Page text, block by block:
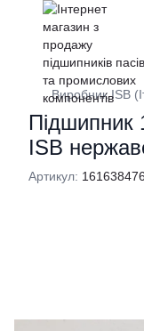
Виробник ISB
Підшипник
ISB
Артикул: